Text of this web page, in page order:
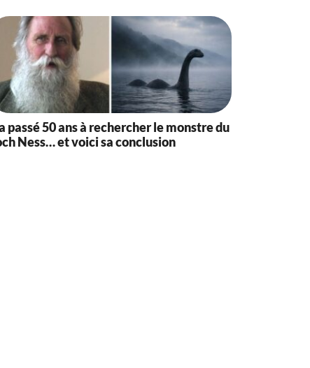
passé 50 ans à rechercher le monstre du
Ness… et voici sa conclusion